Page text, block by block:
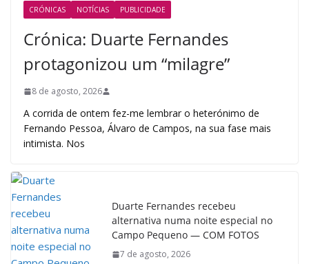
CRÓNICAS NOTÍCIAS PUBLICIDADE
Crónica: Duarte Fernandes
protagonizou um “milagre”
8 de agosto, 2026
A corrida de ontem fez-me lembrar o heterónimo de
Fernando Pessoa, Álvaro de Campos, na sua fase mais
intimista. Nos
Duarte Fernandes recebeu
alternativa numa noite especial no
Campo Pequeno — COM FOTOS
7 de agosto, 2026